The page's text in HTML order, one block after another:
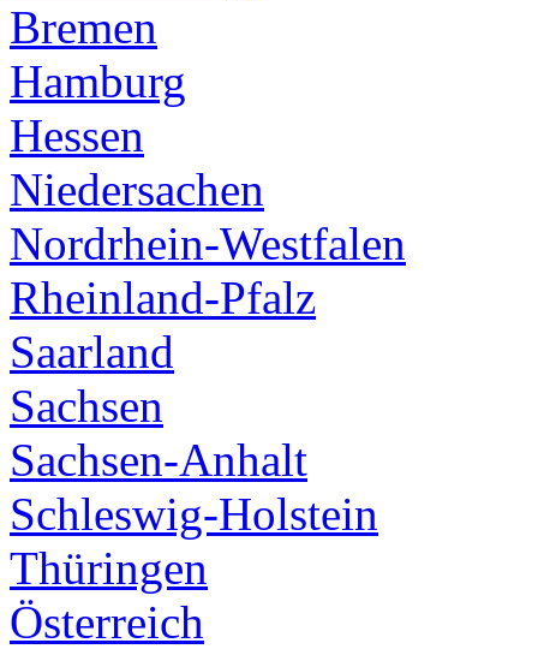
Bremen
Hamburg
Hessen
Niedersachen
Nordrhein-Westfalen
Rheinland-Pfalz
Saarland
Sachsen
Sachsen-Anhalt
Schleswig-Holstein
Thüringen
Österreich